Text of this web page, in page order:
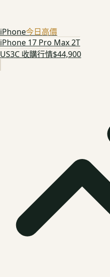
iPhone今日高價
iPhone 17 Pro Max 2T
US3C 收購行情$44,900